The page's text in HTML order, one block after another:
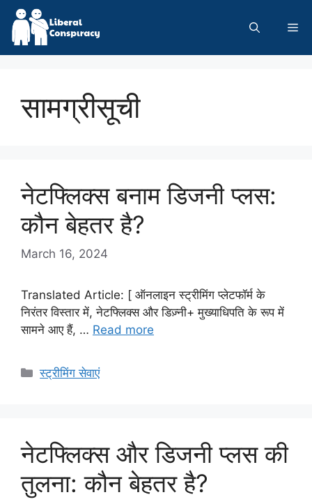
Skip
content
सामग्रीसूची
नेटफ्लिक्स बनाम डिजनी प्लस:
कौन बेहतर है?
March 16, 2024
Translated Article: [ ऑनलाइन स्ट्रीमिंग प्लेटफॉर्म के
निरंतर विस्तार में, नेटफ्लिक्स और डिज़्नी+ मुख्याधिपति के रूप में
सामने आए हैं, … Read more
Categories
स्ट्रीमिंग सेवाएं
नेटफ्लिक्स और डिजनी प्लस की
तुलना: कौन बेहतर है?